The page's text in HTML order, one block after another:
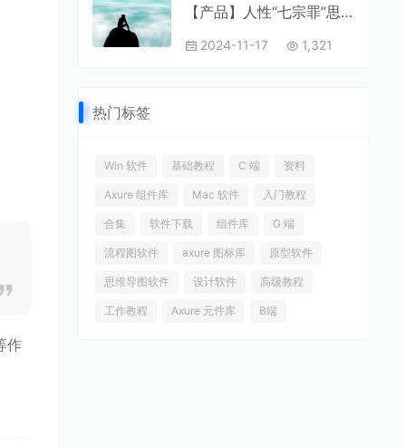
作
【产品】人性“七宗罪”思考设计
2024-11-17 1,321
热门标签
Win 软件 基础教程 C 端 资料
Axure 组件库 Mac 软件 入门教程
合集 软件下载 组件库 G 端
流程图软件 axure 图标库 原型软件
思维导图软件 设计软件 高级教程
工作教程 Axure 元件库 B端